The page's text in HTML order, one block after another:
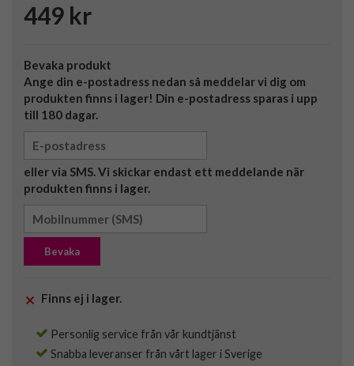
449 kr
Bevaka produkt
Ange din e-postadress nedan så meddelar vi dig om
produkten finns i lager! Din e-postadress sparas i upp
till 180 dagar.
eller via SMS. Vi skickar endast ett meddelande när
produkten finns i lager.
Bevaka
Finns ej i lager.
Personlig service från vår kundtjänst
Snabba leveranser från vårt lager i Sverige